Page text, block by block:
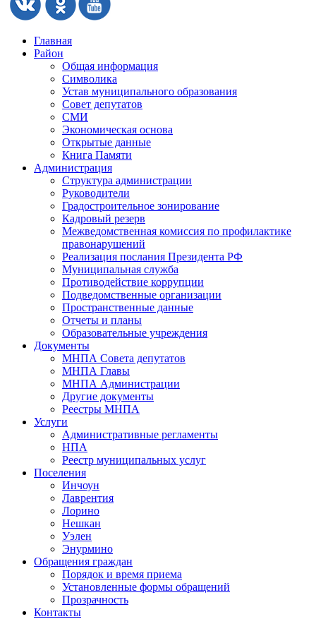
Главная
Район
Общая информация
Символика
Устав муниципального образования
Совет депутатов
СМИ
Экономическая основа
Открытые данные
Книга Памяти
Администрация
Структура администрации
Руководители
Градостроительное зонирование
Кадровый резерв
Межведомственная комиссия по профилактике
правонарушений
Реализация послания Президента РФ
Муниципальная служба
Противодействие коррупции
Подведомственные организации
Пространственные данные
Отчеты и планы
Образовательные учреждения
Документы
МНПА Совета депутатов
МНПА Главы
МНПА Администрации
Другие документы
Реестры МНПА
Услуги
Административные регламенты
НПА
Реестр муниципальных услуг
Поселения
Инчоун
Лаврентия
Лорино
Нешкан
Уэлен
Энурмино
Обращения граждан
Порядок и время приема
Установленные формы обращений
Прозрачность
Контакты